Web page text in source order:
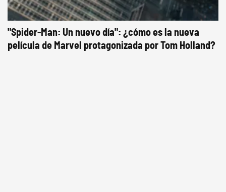
"Spider-Man: Un nuevo día": ¿cómo es la nueva
película de Marvel protagonizada por Tom Holland?